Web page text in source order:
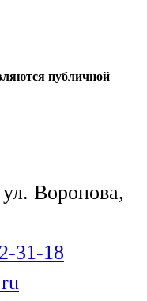
публичной
Воронова,
31-18